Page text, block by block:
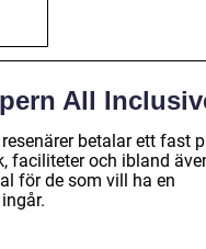
All
betalar ett fast
faciliteter och ibland
för de som vill ha en